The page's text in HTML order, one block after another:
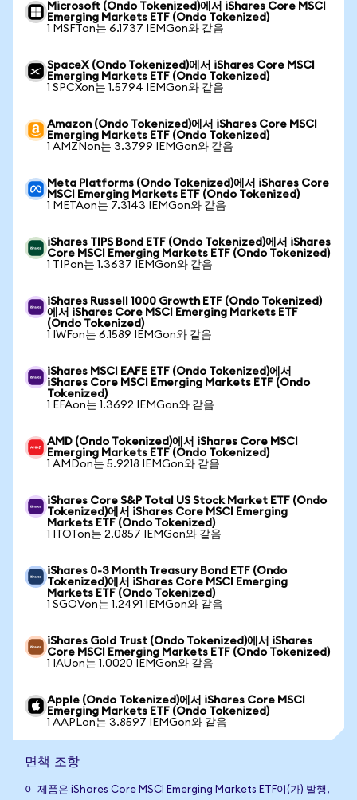
Microsoft (Ondo Tokenized)에서 iShares Core MSCI
Emerging Markets ETF (Ondo Tokenized)
1 MSFTon는 6.1737 IEMGon와 같음
SpaceX (Ondo Tokenized)에서 iShares Core MSCI
Emerging Markets ETF (Ondo Tokenized)
1 SPCXon는 1.5794 IEMGon와 같음
Amazon (Ondo Tokenized)에서 iShares Core MSCI
Emerging Markets ETF (Ondo Tokenized)
1 AMZNon는 3.3799 IEMGon와 같음
Meta Platforms (Ondo Tokenized)에서 iShares Core
MSCI Emerging Markets ETF (Ondo Tokenized)
1 METAon는 7.3143 IEMGon와 같음
iShares TIPS Bond ETF (Ondo Tokenized)에서 iShares
Core MSCI Emerging Markets ETF (Ondo Tokenized)
1 TIPon는 1.3637 IEMGon와 같음
iShares Russell 1000 Growth ETF (Ondo Tokenized)
에서 iShares Core MSCI Emerging Markets ETF
(Ondo Tokenized)
1 IWFon는 6.1589 IEMGon와 같음
iShares MSCI EAFE ETF (Ondo Tokenized)에서
iShares Core MSCI Emerging Markets ETF (Ondo
Tokenized)
1 EFAon는 1.3692 IEMGon와 같음
AMD (Ondo Tokenized)에서 iShares Core MSCI
Emerging Markets ETF (Ondo Tokenized)
1 AMDon는 5.9218 IEMGon와 같음
iShares Core S&P Total US Stock Market ETF (Ondo
Tokenized)에서 iShares Core MSCI Emerging
Markets ETF (Ondo Tokenized)
1 ITOTon는 2.0857 IEMGon와 같음
iShares 0-3 Month Treasury Bond ETF (Ondo
Tokenized)에서 iShares Core MSCI Emerging
Markets ETF (Ondo Tokenized)
1 SGOVon는 1.2491 IEMGon와 같음
iShares Gold Trust (Ondo Tokenized)에서 iShares
Core MSCI Emerging Markets ETF (Ondo Tokenized)
1 IAUon는 1.0020 IEMGon와 같음
Apple (Ondo Tokenized)에서 iShares Core MSCI
Emerging Markets ETF (Ondo Tokenized)
1 AAPLon는 3.8597 IEMGon와 같음
면책 조항
이 제품은 iShares Core MSCI Emerging Markets ETF이(가) 발행,